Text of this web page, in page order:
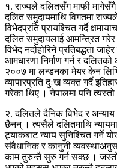
१. राज्यले दलितसँग माफी
दलित समुदायमाथि विगतमा
विभेदप्रति प्रायश्चित गर्दै
दलित समुदायलाई आमन्त्रित गरेर
विभेद नदोहोरिने प्रतिबद्धता
आमधारणा निर्माण गर्न र
२००७ मा लन्डनका मेयर केन
व्यापारप्रति दुःख व्यक्त गर्दै
गरेका थिए । नेपालमा पनि त्यस्तो
२. दलितले दैनिक विभेद र
छैनन् । त्यसैले दलितमाथि
ट्र्याकबाट न्याय सुनिश्चित गर्ने
संवैधानिक र कानुनी
काम तुरुन्तै सुरु गर्न सक्छ ।